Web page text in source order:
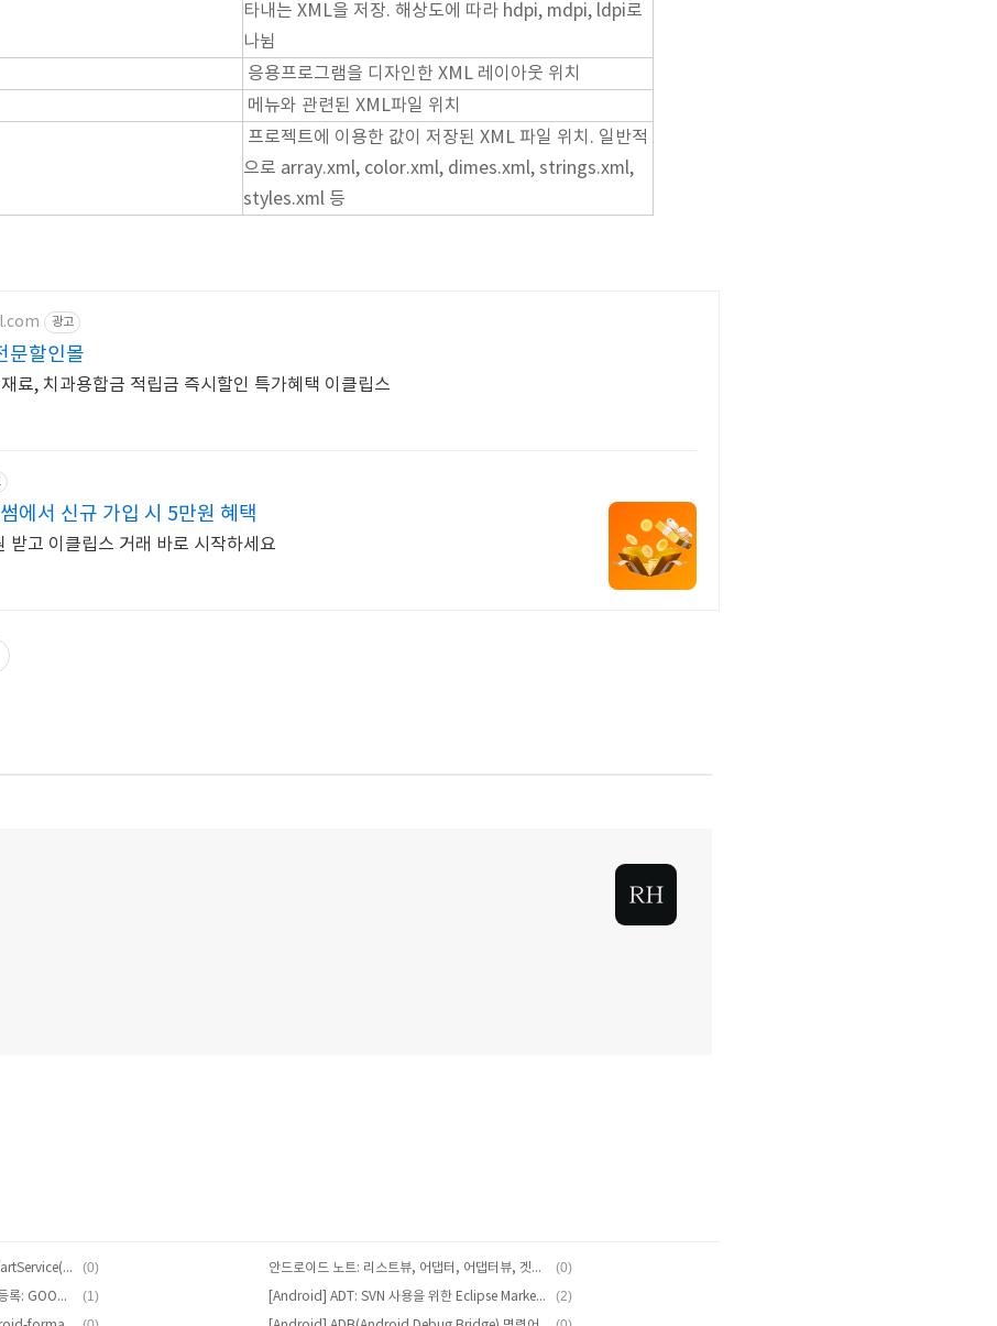
타내는 XML을 저장. 해상도에 따라 hdpi, mdpi, ldpi로
나뉨
응용프로그램을 디자인한 XML 레이아웃 위치
메뉴와 관련된 XML파일 위치
프로젝트에 이용한 값이 저장된 XML 파일 위치. 일반적
으로 array.xml, color.xml, dimes.xml, strings.xml,
styles.xml 등
광고
문할인몰
료, 치과용합금 적립금 즉시할인 특가혜택 이클립스
에서 신규 가입 시 5만원 혜택
받고 이클립스 거래 바로 시작하세요
안드로이드 노트: 서비스, 생존주기, startService(), bindService(), ANR, AIDL, RPC (0) 안드로이드 노트: 리스트뷰, 어댑터, 어댑터뷰, 겟뷰, 오버스크롤 (0)
유료앱 판매를 위한 구글 판매자 계정 등록: GOOGLE 월렛 (1) [Android] ADT: SVN 사용을 위한 Eclipse Marketplace Client 설치 (2)